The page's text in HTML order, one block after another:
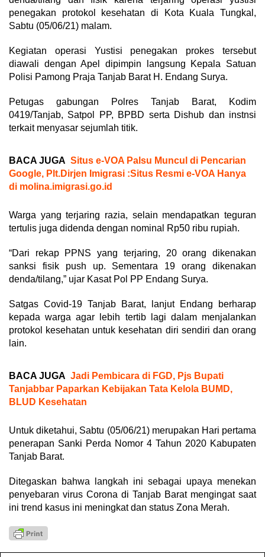
penegakan protokol kesehatan di Kota Kuala Tungkal,
Sabtu (05/06/21) malam.
Kegiatan operasi Yustisi penegakan prokes tersebut
diawali dengan Apel dipimpin langsung Kepala Satuan
Polisi Pamong Praja Tanjab Barat H. Endang Surya.
Petugas gabungan Polres Tanjab Barat, Kodim
0419/Tanjab, Satpol PP, BPBD serta Dishub dan instnsi
terkait menyasar sejumlah titik.
BACA JUGA Situs e-VOA Palsu Muncul di Pencarian
Google, Plt.Dirjen Imigrasi :Situs Resmi e-VOA Hanya
di molina.imigrasi.go.id
Warga yang terjaring razia, selain mendapatkan teguran
tertulis juga didenda dengan nominal Rp50 ribu rupiah.
“Dari rekap PPNS yang terjaring, 20 orang dikenakan
sanksi fisik push up. Sementara 19 orang dikenakan
denda/tilang,” ujar Kasat Pol PP Endang Surya.
Satgas Covid-19 Tanjab Barat, lanjut Endang berharap
kepada warga agar lebih tertib lagi dalam menjalankan
protokol kesehatan untuk kesehatan diri sendiri dan orang
lain.
BACA JUGA Jadi Pembicara di FGD, Pjs Bupati
Tanjabbar Paparkan Kebijakan Tata Kelola BUMD,
BLUD Kesehatan
Untuk diketahui, Sabtu (05/06/21) merupakan Hari pertama
penerapan Sanki Perda Nomor 4 Tahun 2020 Kabupaten
Tanjab Barat.
Ditegaskan bahwa langkah ini sebagai upaya menekan
penyebaran virus Corona di Tanjab Barat mengingat saat
ini trend kasus ini meningkat dan status Zona Merah.